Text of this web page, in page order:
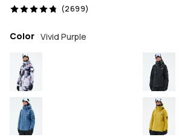
(2699)
2699 opiniones, 4.8/5
Color Vivid Purple